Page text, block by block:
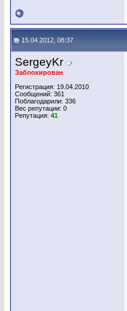
15.04.2012, 08:37
SergeyKr
Заблокирован
Регистрация: 19.04.2010
Сообщений: 361
Поблагодарили: 336
Вес репутации: 0
Репутация: 41